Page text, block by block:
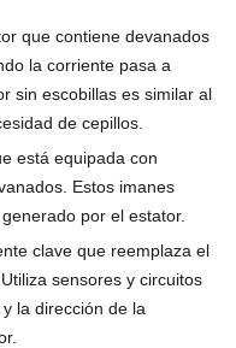
que contiene devanados
la corriente pasa a
sin escobillas es similar al
de cepillos.
está equipada con
Estos imanes
por el estator.
clave que reemplaza el
sensores y circuitos
la dirección de la